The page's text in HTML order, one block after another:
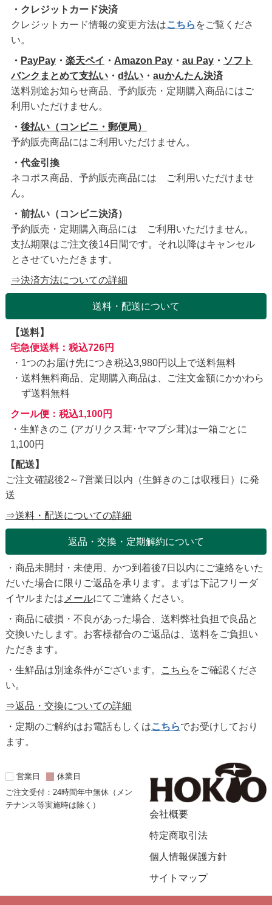
・クレジットカード決済
クレジットカード情報の変更方法はこちら をご覧くださ
い。
・ PayPay・ 楽天ペイ ・ Amazon Pay・ au Pay・ ソフト
バンクまとめて支払い・ d払い・ auかんたん決済
送料別途お知らせ商品、予約販売・定期購入商品にはご
利用いただけません。
・ 後払い（コンビニ・郵便局）
予約販売商品にはご利用いただけません。
・代金引換
ネコポス商品、予約販売商品には ご利用いただけませ
ん。
・前払い（コンビニ決済）
予約販売・定期購入商品には ご利用いただけません。
支払期限はご注文後14日間です。それ以降はキャンセル
とさせていただきます。
⇒決済方法についての詳細
送料・配送について
【送料】
宅急便送料：税込726円
1つのお届け先につき税込3,980円以上で送料無料
送料無料商品、定期購入商品は、ご注文金額にかかわら
ず送料無料
クール便：税込1,100円
・生鮮きのこ (アガリクス茸･ヤマブシ茸)は一箱ごとに
1,100円
【配送】
ご注文確認後2～7営業日以内（生鮮きのこは収穫日）に発
送
⇒送料・配送についての詳細
返品・交換・定期解約について
・商品未開封・未使用、かつ到着後7日以内にご連絡をいた
だいた場合に限りご返品を承ります。まずは下記フリーダ
イヤルまたは メールにてご連絡ください。
・商品に破損・不良があった場合、送料弊社負担で良品と
交換いたします。お客様都合のご返品は、送料をご負担い
ただきます。
・生鮮品は別途条件がございます。
こちら をご確認くださ
い。
⇒返品・交換についての詳細
・定期のご解約はお電話もしくはこちらでお受けしており
ます。
営業日
休業日
ご注文受付：24時間年中無休（メン
テナンス等実施時は除く）
会社概要
特定商取引法
個人情報保護方針
サイトマップ
© 2021 HOKUTO Corporation.